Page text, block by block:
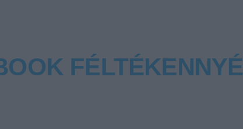
FÉLTÉKENNYÉ